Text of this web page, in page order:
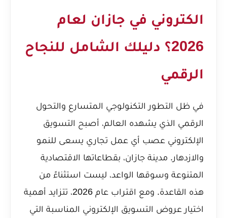
الكتروني في جازان لعام
2026؟ دليلك الشامل للنجاح
الرقمي
في ظل التطور التكنولوجي المتسارع والتحول
الرقمي الذي يشهده العالم، أصبح التسويق
الإلكتروني عصب أي عمل تجاري يسعى للنمو
والازدهار. مدينة جازان، بقطاعاتها الاقتصادية
المتنوعة وسوقها الواعد، ليست استثناءً من
هذه القاعدة. ومع اقتراب عام 2026، تتزايد أهمية
اختيار عروض التسويق الإلكتروني المناسبة التي